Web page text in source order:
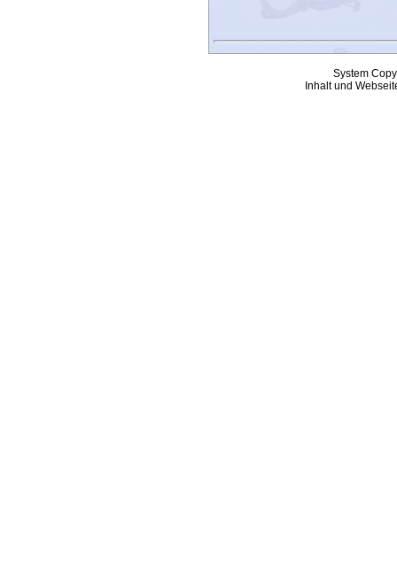
System
Inhalt und